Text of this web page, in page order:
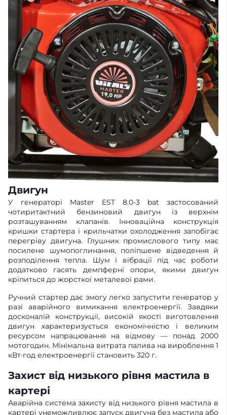
Двигун
У генераторі Master EST 8.0-3 bat застосований
чотиритактний бензиновий двигун із верхнім
розташуванням клапанів. Інноваційна конструкція
кришки стартера і крильчатки охолодження запобігає
перегріву двигуна. Глушник промислового типу має
посилене шумопоглинання, поліпшене відведення й
розподілення тепла. Шум і вібрації під час роботи
додатково гасять демпферні опори, якими двигун
кріпиться до жорсткої металевої рами.
Ручний стартер дає змогу легко запустити генератор у
разі аварійного вимикання електроенергії. Завдяки
досконалій конструкції, високій якості виготовлення
двигун характеризується економічністю і великим
ресурсом напрацювання на відмову — понад 2000
мотогодин. Мінімальна витрата палива на вироблення 1
кВт∙год електроенергії становить 320 г.
Захист від низького рівня мастила в
картері
Аварійна система захисту від низького рівня мастила в
картері унеможливлює запуск двигуна без мастила або